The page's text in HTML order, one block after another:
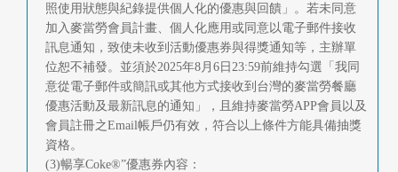
照使用狀態與紀錄提供個人化的優惠與回饋」。若未同意
加入麥當勞會員計畫、個人化應用或同意以電子郵件接收
訊息通知，致使未收到活動優惠券與得獎通知等，主辦單
位恕不補發。並須於2025年8月6日23:59前維持勾選「我同
意從電子郵件或簡訊或其他方式接收到台灣的麥當勞餐廳
優惠活動及最新訊息的通知」，且維持麥當勞APP會員以及
會員註冊之Email帳戶仍有效，符合以上條件方能具備抽獎
資格。
(3)暢享Coke®”優惠券內容：